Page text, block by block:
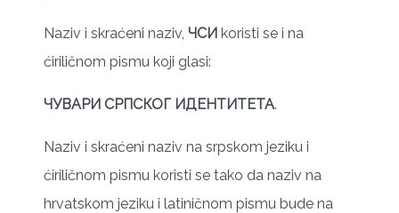
Naziv i skraćeni naziv, ЧСИ koristi se i na
ćiriličnom pismu koji glasi:
ЧУВАРИ СРПСКОГ ИДЕНТИТЕТА.
Naziv i skraćeni naziv na srpskom jeziku i
ćiriličnom pismu koristi se tako da naziv na
hrvatskom jeziku i latiničnom pismu bude na